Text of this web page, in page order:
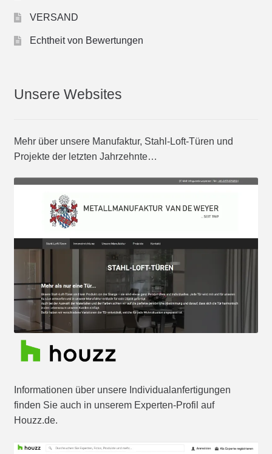
VERSAND
Echtheit von Bewertungen
Unsere Websites
Mehr über unsere Manufaktur, Stahl-Loft-Türen und
Projekte der letzten Jahrzehnte…
Informationen über unsere Individualanfertigungen
finden Sie auch in unserem Experten-Profil auf
Houzz.de.